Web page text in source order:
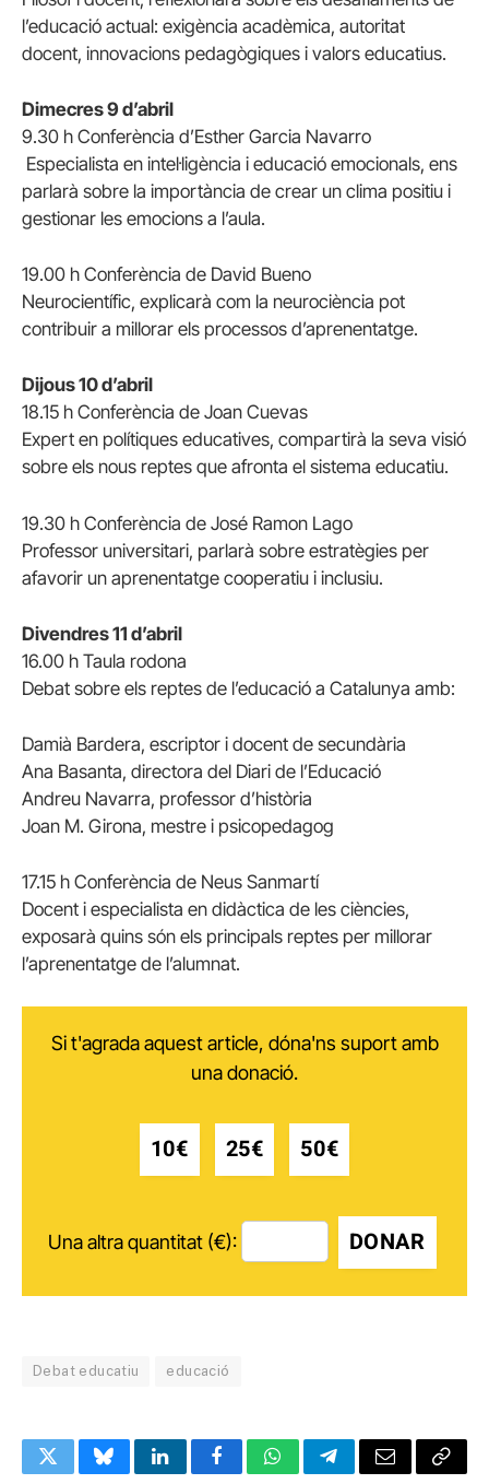
l’educació actual: exigència acadèmica, autoritat
docent, innovacions pedagògiques i valors educatius.
Dimecres 9 d’abril
9.30 h Conferència d’Esther Garcia Navarro
Especialista en intel·ligència i educació emocionals, ens
parlarà sobre la importància de crear un clima positiu i
gestionar les emocions a l’aula.
19.00 h Conferència de David Bueno
Neurocientífic, explicarà com la neurociència pot
contribuir a millorar els processos d’aprenentatge.
Dijous 10 d’abril
18.15 h Conferència de Joan Cuevas
Expert en polítiques educatives, compartirà la seva visió
sobre els nous reptes que afronta el sistema educatiu.
19.30 h Conferència de José Ramon Lago
Professor universitari, parlarà sobre estratègies per
afavorir un aprenentatge cooperatiu i inclusiu.
Divendres 11 d’abril
16.00 h Taula rodona
Debat sobre els reptes de l’educació a Catalunya amb:
Damià Bardera, escriptor i docent de secundària
Ana Basanta, directora del Diari de l’Educació
Andreu Navarra, professor d’història
Joan M. Girona, mestre i psicopedagog
17.15 h Conferència de Neus Sanmartí
Docent i especialista en didàctica de les ciències,
exposarà quins són els principals reptes per millorar
l’aprenentatge de l’alumnat.
Si t'agrada aquest article, dóna'ns suport amb
una donació.
10€ 25€ 50€
Una altra quantitat (€): DONAR
Debat educatiu educació
TwitterBlueskyLinkedInFacebookWhatsAppTelegramEmail Copy